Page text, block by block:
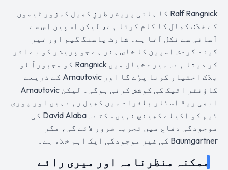
Ralf Rangnick کا ہائی پریشر طرزِ کھیل کمزور ٹیموں
کے خلاف کمال کا کام کرتا ہے، لیکن اسپین اس سے
آسانی سے نکل آتا ہے۔ شارٹ پاسنگ گیم اور تیز
گیند گردش اسپین کا خاص ہنر ہے جو پریشر کو بے اثر
کر دیتا ہے۔ میرے خیال میں Rangnick کو مجبوراً لو
بلاک اختیار کرنا پڑے گا اور Arnautovic کے ذریعے
کاؤنٹر اٹیک کی کوشش کرنی ہوگی۔ لیکن Arnautovic
ابھی ریڈ اسٹار بلغراد میں کھیل رہے ہیں اور پوری
ٹیم کو اکیلے کھینچ نہیں سکتے۔ David Alaba کی
موجودگی دفاع میں تجربہ ضرور لائے گی، مگر
Baumgartner کی غیر موجودگی ایک اہم خلاء ہے۔
ممکنہ منظرنامہ اور میری رائے